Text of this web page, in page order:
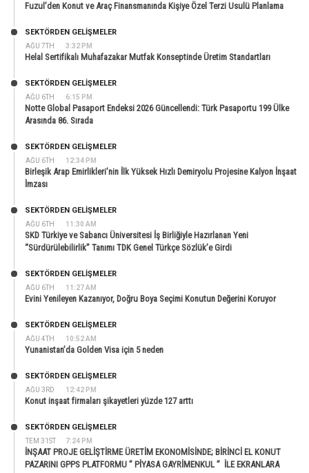
Fuzul’den Konut ve Araç Finansmanında Kişiye Özel Terzi Usulü Planlama
AĞU 7TH 3:32 PM
SEKTÖRDEN GELIŞMELER
Helal Sertifikalı Muhafazakar Mutfak Konseptinde Üretim Standartları
AĞU 6TH 6:15 PM
SEKTÖRDEN GELIŞMELER
Notte Global Pasaport Endeksi 2026 Güncellendi: Türk Pasaportu 199 Ülke
Arasında 86. Sırada
AĞU 6TH 12:34 PM
SEKTÖRDEN GELIŞMELER
Birleşik Arap Emirlikleri’nin İlk Yüksek Hızlı Demiryolu Projesine Kalyon İnşaat
İmzası
AĞU 6TH 11:30 AM
SEKTÖRDEN GELIŞMELER
SKD Türkiye ve Sabancı Üniversitesi İş Birliğiyle Hazırlanan Yeni
“Sürdürülebilirlik” Tanımı TDK Genel Türkçe Sözlük’e Girdi
AĞU 6TH 11:27 AM
SEKTÖRDEN GELIŞMELER
Evini Yenileyen Kazanıyor, Doğru Boya Seçimi Konutun Değerini Koruyor
AĞU 4TH 10:52 AM
SEKTÖRDEN GELIŞMELER
Yunanistan’da Golden Visa için 5 neden
AĞU 3RD 12:42 PM
SEKTÖRDEN GELIŞMELER
Konut inşaat firmaları şikayetleri yüzde 127 arttı
TEM 31ST 7:24 PM
SEKTÖRDEN GELIŞMELER
İNŞAAT PROJE GELİŞTİRME ÜRETİM EKONOMİSİNDE; BİRİNCİ EL KONUT
PAZARINI GPPS PLATFORMU ” PİYASA GAYRİMENKUL ” İLE EKRANLARA